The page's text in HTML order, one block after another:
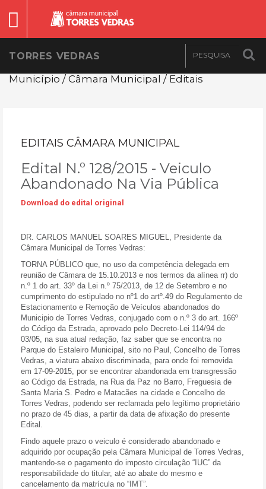
TORRES VEDRAS
Município / Câmara Municipal / Editais
EDITAIS CÂMARA MUNICIPAL
Edital N.º 128/2015 - Veiculo
Abandonado Na Via Pública
Download do edital original
DR. CARLOS MANUEL SOARES MIGUEL, Presidente da
Câmara Municipal de Torres Vedras:
TORNA PÚBLICO que, no uso da competência delegada em
reunião de Câmara de 15.10.2013 e nos termos da alínea rr) do
n.º 1 do art. 33º da Lei n.º 75/2013, de 12 de Setembro e no
cumprimento do estipulado no nº1 do artº.49 do Regulamento de
Estacionamento e Remoção de Veículos abandonados do
Municipio de Torres Vedras, conjugado com o n.º 3 do art. 166º
do Código da Estrada, aprovado pelo Decreto-Lei 114/94 de
03/05, na sua atual redação, faz saber que se encontra no
Parque do Estaleiro Municipal, sito no Paul, Concelho de Torres
Vedras, a viatura abaixo discriminada, para onde foi removida
em 17-09-2015, por se encontrar abandonada em transgressão
ao Código da Estrada, na Rua da Paz no Barro, Freguesia de
Santa Maria S. Pedro e Matacães na cidade e Concelho de
Torres Vedras, podendo ser reclamada pelo legítimo proprietário
no prazo de 45 dias, a partir da data de afixação do presente
Edital.
Findo aquele prazo o veiculo é considerado abandonado e
adquirido por ocupação pela Câmara Municipal de Torres Vedras,
mantendo-se o pagamento do imposto circulação “IUC” da
responsabilidade do titular, até ao abate do mesmo e
cancelamento da matrícula no “IMT”.